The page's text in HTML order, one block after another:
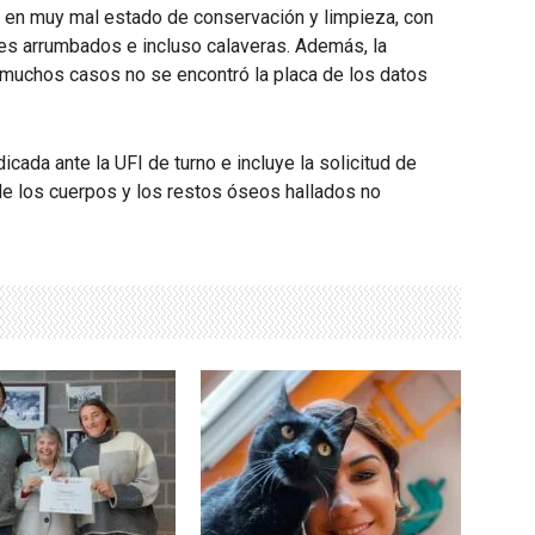
muy mal estado de conservación y limpieza, con
arrumbados e incluso calaveras. Además, la
casos no se encontró la placa de los datos
ante la UFI de turno e incluye la solicitud de
los cuerpos y los restos óseos hallados no